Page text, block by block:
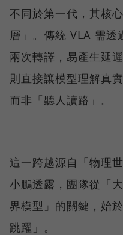
不同於第一代，其核
層」。傳統 VLA 需
兩次轉譯，易產生延
則直接讓模型理解真
而非「聽人讀路」。
這一跨越源自「物理
小鵬透露，團隊從「
界模型」的關鍵，始
跳躍」。